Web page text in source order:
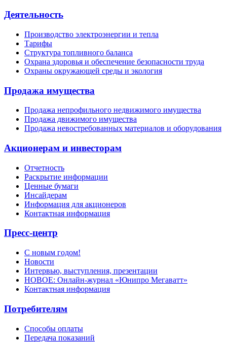
Деятельность
Производство электроэнергии и тепла
Тарифы
Структура топливного баланса
Охрана здоровья и обеспечение безопасности труда
Охраны окружающей среды и экология
Продажа имущества
Продажа непрофильного недвижимого имущества
Продажа движимого имущества
Продажа невостребованных материалов и оборудования
Акционерам и инвесторам
Отчетность
Раскрытие информации
Ценные бумаги
Инсайдерам
Информация для акционеров
Контактная информация
Пресс-центр
С новым годом!
Новости
Интервью, выступления, презентации
НОВОЕ: Онлайн-журнал «Юнипро Мегаватт»
Контактная информация
Потребителям
Способы оплаты
Передача показаний